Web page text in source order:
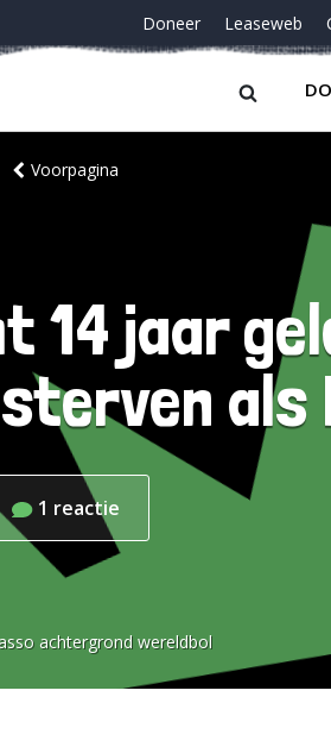
Doneer Leaseweb
Voorpagina
14 jaar
als
1 reactie
achtergrond wereldbol